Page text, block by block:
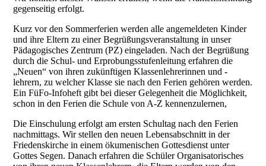
gegenseitig erfolgt.
Kurz vor den Sommerferien werden alle angemeldeten Kinder
und ihre Eltern zu einer Begrüßungsveranstaltung in unser
Pädagogisches Zentrum (PZ) eingeladen. Nach der Begrüßung
durch die Schul- und Erprobungsstufenleitung erfahren die
„Neuen“ von ihren zukünftigen Klassenlehrerinnen und -
lehrern, zu welcher Klasse sie nach den Ferien gehören werden.
Ein FüFo-Infoheft gibt bei dieser Gelegenheit die Möglichkeit,
schon in den Ferien die Schule von A-Z kennenzulernen,
Die Einschulung erfolgt am ersten Schultag nach den Ferien
nachmittags. Wir stellen den neuen Lebensabschnitt in der
Friedenskirche in einem ökumenischen Gottesdienst unter
Gottes Segen. Danach erfahren die Schüler Organisatorisches